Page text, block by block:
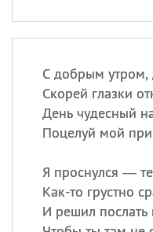
С добрым утром,
Скорей глазки
День чудесный
Поцелуй мой
Я проснулся —
Как-то грустно
И решил послать